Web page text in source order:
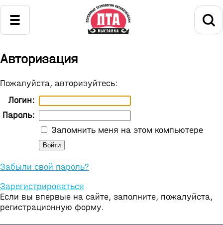
Авторизация
Пожалуйста, авторизуйтесь:
Логин:
Пароль:
Запомнить меня на этом компьютере
Забыли свой пароль?
Зарегистрироваться
Если вы впервые на сайте, заполните, пожалуйста,
регистрационную форму.